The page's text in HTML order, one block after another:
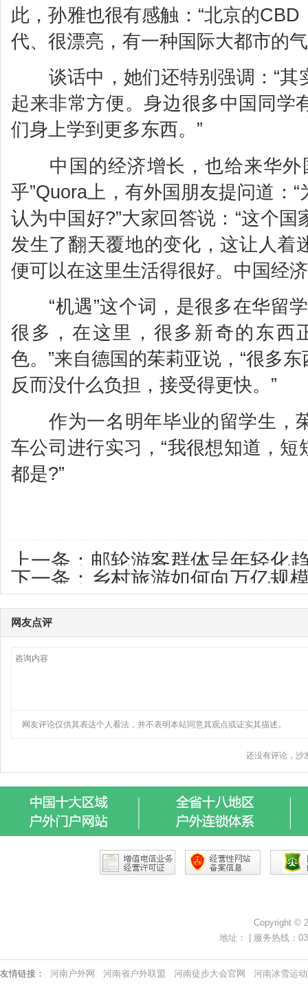
此，孙雅也很有感触：“北京的
代、很漂亮，有一种国际大都市的
谈话中，她们还特别强调：“其
起来非常方便。身边很多中国同学
们身上学到更多东西。”
中国的经济增长，也给来华外
乎”Quora上，有外国朋友提问道：
认为中国好?”大家回答说：“这个
发生了翻天覆地的变化，这让人着
便可以在这里生活得很好。中国经
“机遇”这个词，是很多在华留学
很多，在这里，很多新奇的东西
色。”来自德国的茱莉亚说，“很多
反而没什么负担，接受得更快。”
作为一名明年毕业的留学生，
车公司进行实习，“我很想知道，
都是?”
上一条： 邮轮游客群体呈年轻化
下一条： 乡村旅游如何向万亿规
Copyright ©
地址： | 服务热线：
友情链接： 河南户外网 河南省户外联盟 河南徒步大会官网 河南冰雪运